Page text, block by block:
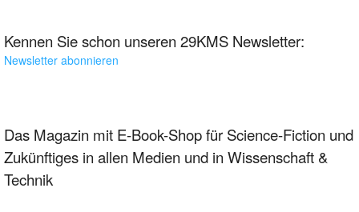
Kennen Sie schon unseren 29KMS Newsletter:
Newsletter abonnieren
Das Magazin mit E-Book-Shop für Science-Fiction und
Zukünftiges in allen Medien und in Wissenschaft &
Technik